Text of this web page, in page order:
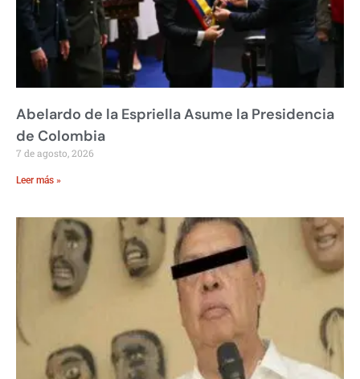
Abelardo de la Espriella Asume la Presidencia
de Colombia
7 de agosto, 2026
Leer más »